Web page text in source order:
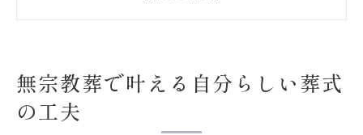
自由な演出が光る無宗教葬の新提案
葬式で選べる自由な演出アイデア集
無宗教葬の葬式に音楽や映像を取り入れる
無宗教葬で叶える自分らしい葬式
の工夫